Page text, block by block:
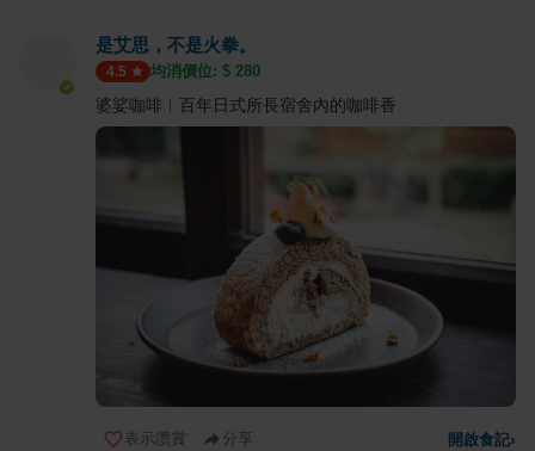
是艾思，不是火拳。
4.5 均消價位: $ 280
婆娑咖啡︱百年日式所長宿舍內的咖啡香
表示讚賞 分享 開啟食記›